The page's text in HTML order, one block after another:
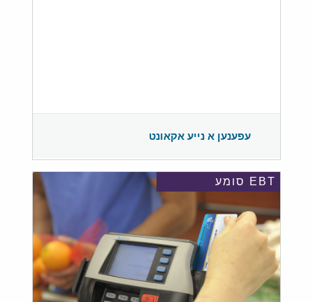
עפענען א נייע אקאונט
EBT סומע